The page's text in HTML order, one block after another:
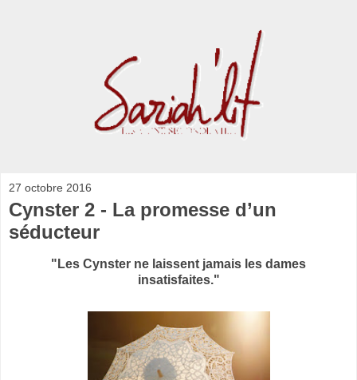
27 octobre 2016
Cynster 2 - La promesse d’un
séducteur
"Les Cynster ne laissent jamais les dames
insatisfaites."